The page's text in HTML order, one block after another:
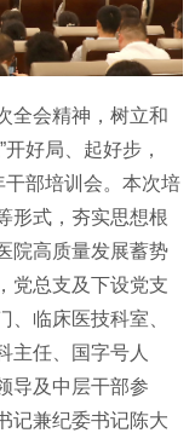
全会精神，树立和
好局、起好步，
部培训会。本次培
形式，夯实思想根
院高质量发展蓄势
党总支及下设党支
临床医技科室、
主任、国字号人
导及中层干部参
记兼纪委书记陈大